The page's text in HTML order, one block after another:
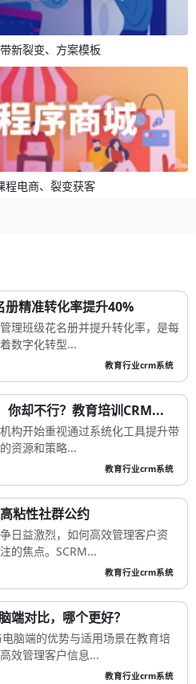
新裂变、方案模板
程电商、裂变获客
册精准转化率提升40%
理班级花名册并提升转化率，是每
数字化转型...
教育行业crm系统
你却不行？教育培训CRM...
构开始重视通过系统化工具提升带
资源和策略...
教育行业crm系统
粘性社群公约
日益激烈，如何高效管理客户资
的焦点。SCRM...
教育行业crm系统
端对比，哪个更好？
脑端的优势与适用场景在教育培
效管理客户信息...
教育行业crm系统